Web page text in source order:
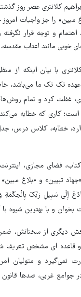
کلانتری عصر روز
مبین» را جز واجبات
و توجه قرار
خوبی مانند اعتاب
با بیان اینکه از
تک تک ما می‌باشد،
غفلت کرد و تمام
است؛ کاری که خطابه
خطابه، کلاس درس،
فضای مجازی،
إِلَی سَبِیلِ رَبِّکَ
بخوان و با بهترین شیوه
دیگری از سخنانش،
و قاعده ای مشخص
و متولیان
جوامع غربی، صدها
هماهنگی محور